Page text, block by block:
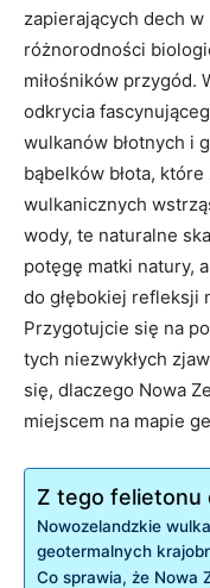
zapierających dech
różnorodności
miłośników przygód.
odkrycia
wulkanów błotnych i
bąbelków błota,
wulkanicznych
wody, te naturalne
potęgę matki natury,
do głębokiej refleksji
Przygotujcie się na
tych niezwykłych
się, dlaczego Nowa
miejscem na mapie
Z tego felietonu
Nowozelandzkie
geotermalnych
Co sprawia, że Nowa